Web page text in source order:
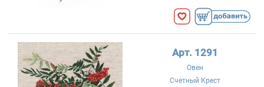
Арт. 1291
Овен
Счетный Крест